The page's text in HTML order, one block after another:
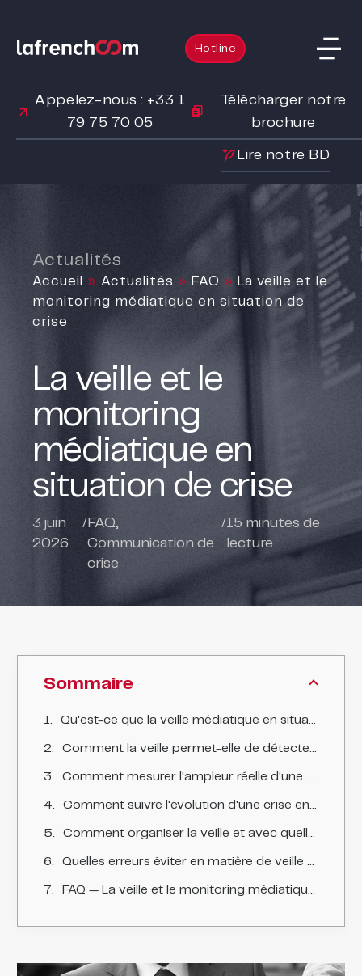
Hotline
Appelez-nous : +33 1
79 75 70 05
Télécharger notre
brochure
Lire notre BD
Actualités
Accueil » Actualités » FAQ » La veille et le
monitoring médiatique en situation de
crise
La veille et le
monitoring
médiatique en
situation de crise
3 juin
2026
/FAQ,
Communication de
crise
/15 minutes de
lecture
Sommaire
Qu'est-ce que la veille médiatique en situation de crise et à quoi sert-elle ?
Comment la veille permet-elle de détecter une crise précocement ?
Comment mesurer l'ampleur réelle d'une situation ?
Comment suivre l'évolution d'une crise en temps réel ?
Comment organiser la veille et avec quelles sources ?
Quelles erreurs éviter en matière de veille de crise ?
FAQ — La veille et le monitoring médiatique en situation de crise